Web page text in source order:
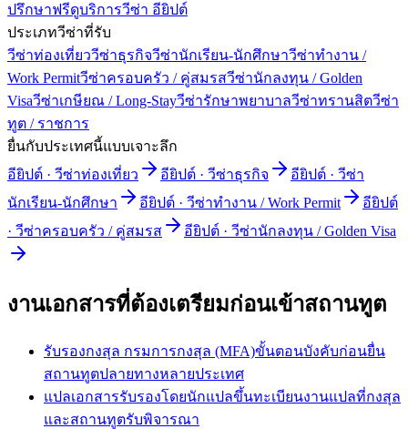
ปรึกษาฟรีดูบริการวีซ่า อียิปต์
ประเภทวีซ่าที่รับ
วีซ่าท่องเที่ยววีซ่าธุรกิจวีซ่านักเรียน-นักศึกษาวีซ่าทำงาน /
Work Permitวีซ่าครอบครัว / คู่สมรสวีซ่านักลงทุน / Golden
Visaวีซ่าเกษียณ / Long-Stayวีซ่ารักษาพยาบาลวีซ่าทรานสิตวีซ่า
ทูต / ราชการ
ยื่นกับประเทศนี้แบบเจาะลึก
อียิปต์ · วีซ่าท่องเที่ยว อียิปต์ · วีซ่าธุรกิจ อียิปต์ · วีซ่า
นักเรียน-นักศึกษา
อียิปต์ · วีซ่าทำงาน / Work Permit
อียิปต์
· วีซ่าครอบครัว / คู่สมรส อียิปต์ · วีซ่านักลงทุน / Golden Visa
งานเอกสารที่ต้องเตรียมก่อนเข้าสถานทูต
รับรองกงสุล กรมการกงสุล (MFA)ขั้นตอนบังคับก่อนยื่น
สถานทูตปลายทางหลายประเทศ
แปลเอกสารรับรองโดยนักแปลขึ้นทะเบียนงานแปลที่กงสุล
และสถานทูตรับพิจารณา